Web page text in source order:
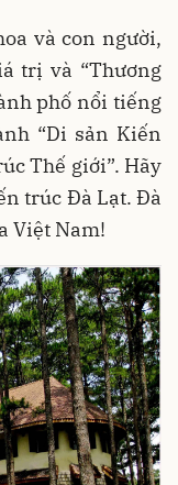
và con người,
trị và “Thương
phố nổi tiếng
“Di sản Kiến
Thế giới”. Hãy
trúc Đà Lạt. Đà
Việt Nam!